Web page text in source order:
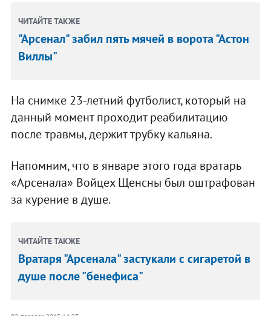
ЧИТАЙТЕ ТАКЖЕ
"Арсенал" забил пять мячей в ворота "Астон
Виллы"
На снимке 23-летний футболист, который на
данный момент проходит реабилитацию
после травмы, держит трубку кальяна.
Напомним, что в январе этого года вратарь
«Арсенала» Войцех Щенсны был оштрафован
за курение в душе.
ЧИТАЙТЕ ТАКЖЕ
Вратаря "Арсенала" застукали с сигаретой в
душе после "бенефиса"